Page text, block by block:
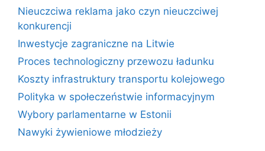
Nieuczciwa reklama jako czyn nieuczciwej
konkurencji
Inwestycje zagraniczne na Litwie
Proces technologiczny przewozu ładunku
Koszty infrastruktury transportu kolejowego
Polityka w społeczeństwie informacyjnym
Wybory parlamentarne w Estonii
Nawyki żywieniowe młodzieży